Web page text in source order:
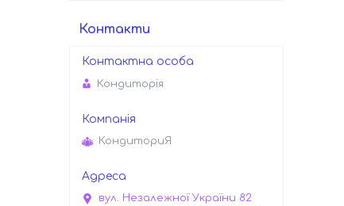
Контакти
Кондиторiя
КондиториЯ
вул. Незалежної України 82